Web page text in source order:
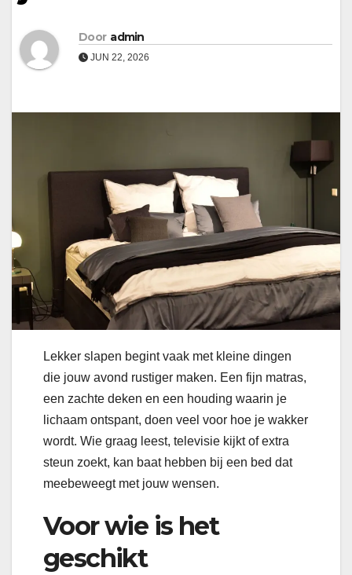
Door admin
JUN 22, 2026
Lekker slapen begint vaak met kleine dingen
die jouw avond rustiger maken. Een fijn matras,
een zachte deken en een houding waarin je
lichaam ontspant, doen veel voor hoe je wakker
wordt. Wie graag leest, televisie kijkt of extra
steun zoekt, kan baat hebben bij een bed dat
meebeweegt met jouw wensen.
Voor wie is het
geschikt